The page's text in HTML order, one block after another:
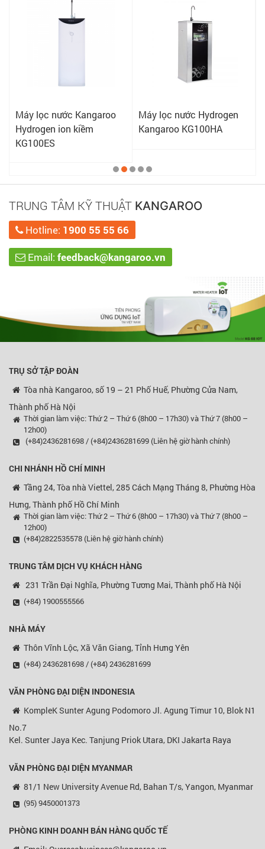
Máy lọc nước Kangaroo
Hydrogen ion kiềm
KG100ES
Máy lọc nước Hydrogen
Kangaroo KG100HA
TRUNG TÂM KỸ THUẬT KANGAROO
Hotline: 1900 55 55 66
Email: feedback@kangaroo.vn
TRỤ SỞ TẬP ĐOÀN
Tòa nhà Kangaroo, số 19 – 21 Phố Huế, Phường Cửa Nam,
Thành phố Hà Nội
Thời gian làm việc: Thứ 2 – Thứ 6 (8h00 – 17h30) và Thứ 7 (8h00 –
12h00)
(+84)2436281698 / (+84)2436281699 (Liên hệ giờ hành chính)
CHI NHÁNH HỒ CHÍ MINH
Tầng 24, Tòa nhà Viettel, 285 Cách Mạng Tháng 8, Phường Hòa
Hưng, Thành phố Hồ Chí Minh
Thời gian làm việc: Thứ 2 – Thứ 6 (8h00 – 17h30) và Thứ 7 (8h00 –
12h00)
(+84)2822535578 (Liên hệ giờ hành chính)
TRUNG TÂM DỊCH VỤ KHÁCH HÀNG
231 Trần Đại Nghĩa, Phường Tương Mai, Thành phố Hà Nội
(+84) 1900555566
NHÀ MÁY
Thôn Vĩnh Lộc, Xã Văn Giang, Tỉnh Hưng Yên
(+84) 2436281698 / (+84) 2436281699
VĂN PHÒNG ĐẠI DIỆN INDONESIA
KompleK Sunter Agung Podomoro Jl. Agung Timur 10, Blok N1
No.7
Kel. Sunter Jaya Kec. Tanjung Priok Utara, DKI Jakarta Raya
VĂN PHÒNG ĐẠI DIỆN MYANMAR
81/1 New University Avenue Rd, Bahan T/s, Yangon, Myanmar
(95) 9450001373
PHÒNG KINH DOANH BÁN HÀNG QUỐC TẾ